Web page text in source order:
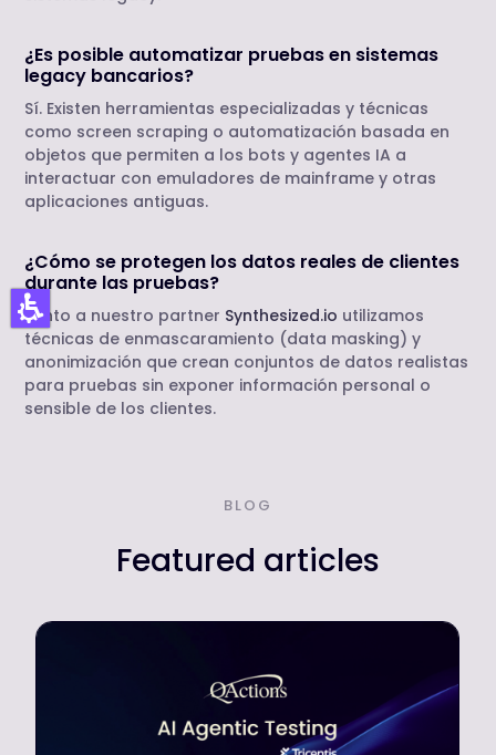
¿Es posible automatizar pruebas en sistemas
legacy bancarios?
Sí. Existen herramientas especializadas y técnicas
como screen scraping o automatización basada en
objetos que permiten a los bots y agentes IA a
interactuar con emuladores de mainframe y otras
aplicaciones antiguas.
¿Cómo se protegen los datos reales de clientes
durante las pruebas?
Junto a nuestro partner Synthesized.io utilizamos
técnicas de enmascaramiento (data masking) y
anonimización que crean conjuntos de datos realistas
para pruebas sin exponer información personal o
sensible de los clientes.
BLOG
Featured articles